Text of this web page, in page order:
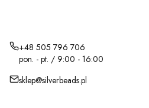
+48 505 796 706
pon. - pt. / 9:00 - 16:00
sklep@silverbeads.pl